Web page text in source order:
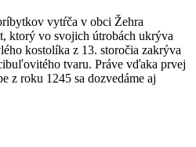
vytŕča v obci Žehra
ktorý vo svojich útrobách ukrýva
kostolíka z 13. storočia zakrýva
tvaru. Práve vďaka prvej
z roku 1245 sa dozvedáme aj